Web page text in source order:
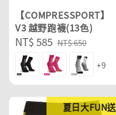
【COMPRESSPORT】
V3 越野跑襪(13色)
Sale
price
NT$ 585 Regular
price
NT$ 650
+9
夏日大FUN送